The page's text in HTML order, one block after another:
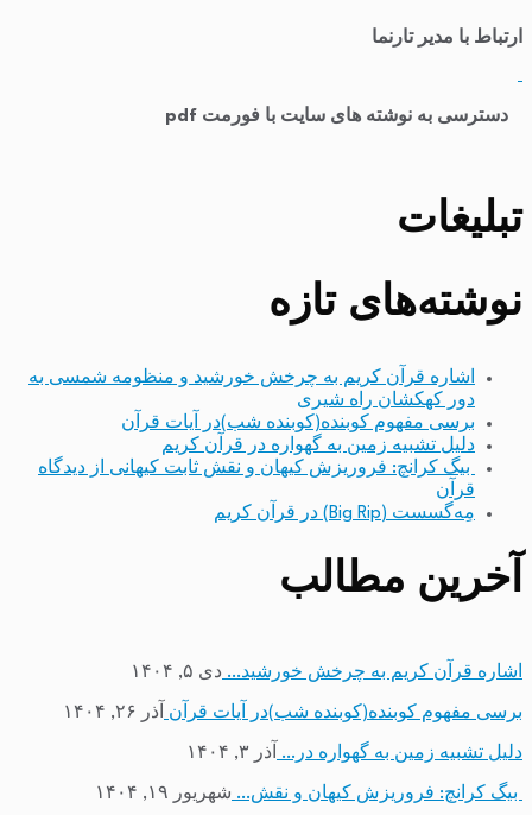
ارتباط با مدیر تارنما
دسترسی به نوشته های سایت با فورمت pdf
تبلیغات
نوشته‌های تازه
اشاره قرآن کریم به چرخش خورشید و منظومه شمسی به
دور کهکشان راه شیری
برسی مفهوم کوبنده(کوبنده شب)در آیات قرآن
دلیل تشبیه زمین به گهواره در قرآن کریم
بیگ کرانچ: فروریزش کیهان و نقش ثابت کیهانی از دیدگاه
قرآن
مِه‌گسست (Big Rip) در قرآن کریم
آخرین مطالب
اشاره قرآن کریم به چرخش خورشید… دی ۵, ۱۴۰۴
برسی مفهوم کوبنده(کوبنده شب)در آیات قرآن آذر ۲۶, ۱۴۰۴
دلیل تشبیه زمین به گهواره در… آذر ۳, ۱۴۰۴
بیگ کرانچ: فروریزش کیهان و نقش… شهریور ۱۹, ۱۴۰۴